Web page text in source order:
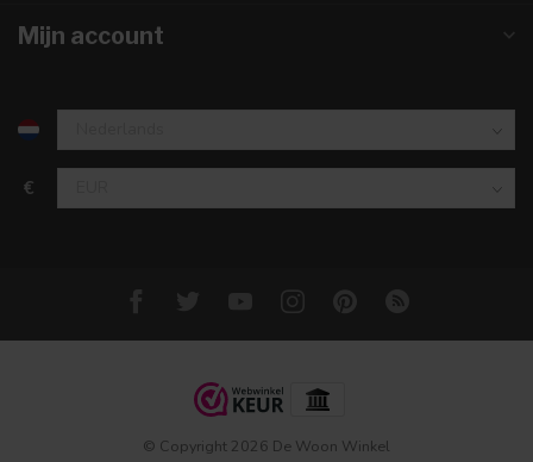
Mijn account
€
© Copyright 2026 De Woon Winkel